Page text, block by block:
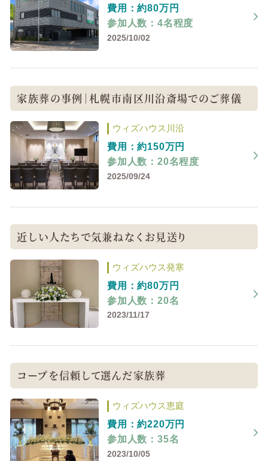
費用：約80万円
参加人数：4名程度
2025/10/02
家族葬の事例｜札幌市南区川沿斎場でのご葬儀
ウィズハウス川沿
費用：約150万円
参加人数：20名程度
2025/09/24
近しい人たちで気兼ねなくお見送り
ウィズハウス発寒
費用：約80万円
参加人数：20名
2023/11/17
コープを信頼して選んだ家族葬
ウィズハウス恵庭
費用：約220万円
参加人数：35名
2023/10/05